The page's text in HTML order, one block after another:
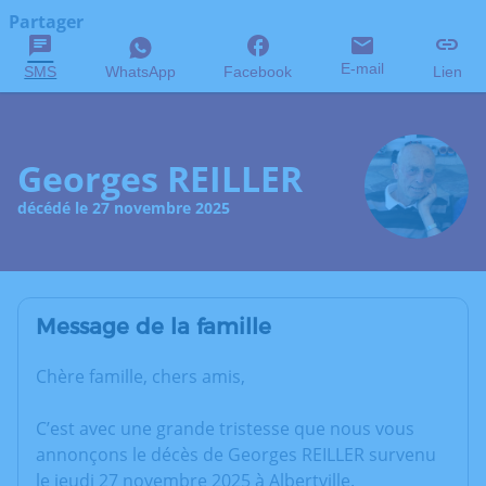
Partager
SMS WhatsApp Facebook E-mail Lien
Georges REILLER
décédé le 27 novembre 2025
Message de la famille
Chère famille, chers amis,
C’est avec une grande tristesse que nous vous
annonçons le décès de Georges REILLER survenu
le jeudi 27 novembre 2025 à Albertville.